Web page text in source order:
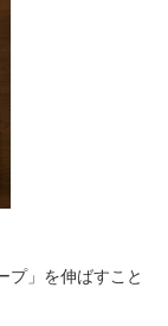
プ」を伸ばすこと